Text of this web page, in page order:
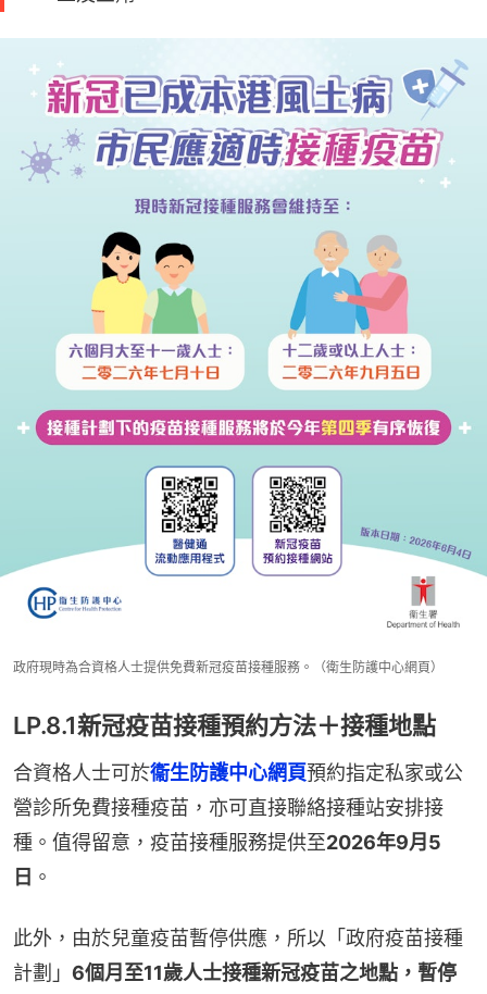
政府現時為合資格人士提供免費新冠疫苗接種服務。（衛生防護中心網頁）
LP.8.1新冠疫苗接種預約方法＋接種地點
合資格人士可於衞生防護中心網頁預約指定私家或公
營診所免費接種疫苗，亦可直接聯絡接種站安排接
種。值得留意，疫苗接種服務提供至2026年9月5
日 。
此外，由於兒童疫苗暫停供應，所以「政府疫苗接種
計劃」 6個月至11歲人士接種新冠疫苗之地點，暫停